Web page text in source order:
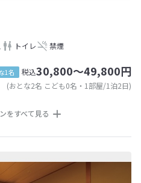
トイレ 禁煙
1名 税込30,800～49,800円
(おとな2名 こども0名・1部屋/1泊2日)
をすべて見る